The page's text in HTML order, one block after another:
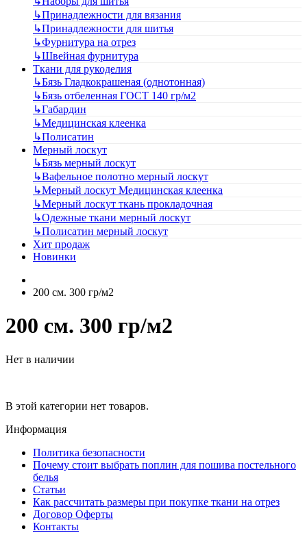
↳Принадлежности для вязания
↳Принадлежности для шитья
↳Фурнитура на отрез
↳Швейная фурнитура
Ткани для рукоделия
↳Бязь Гладкокрашеная (однотонная)
↳Бязь отбеленная ГОСТ 140 гр/м2
↳Габардин
↳Медицинская клеенка
↳Полисатин
Мерный лоскут
↳Бязь мерный лоскут
↳Вафельное полотно мерный лоскут
↳Мерный лоскут Медицинская клеенка
↳Мерный лоскут ткань прокладочная
↳Одежные ткани мерный лоскут
↳Полисатин мерный лоскут
Хит продаж
Новинки
200 см. 300 гр/м2
200 см. 300 гр/м2
Нет в наличии
В этой категории нет товаров.
Информация
Политика безопасности
Почему стоит выбрать поплин для пошива постельного
белья
Статьи
Как рассчитать размеры при покупке ткани на отрез
Договор Оферты
Контакты